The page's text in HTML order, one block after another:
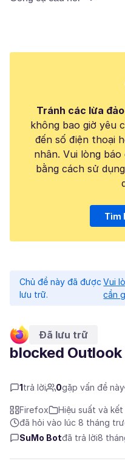
Tránh các lừa
không bao giờ yêu
đến số điện thoại
nhân. Vui lòng
bằng cách sử
Tìm
Chủ đề này đã được
lưu trữ.
Vui
cần
Đã lưu trữ
blocked Outlook
1trả lời 0gặp vấn đề này
Firefox
Hiệu suất và kết
đã hỏi vào lúc 8 tháng
SuMo Botđã trả lời8